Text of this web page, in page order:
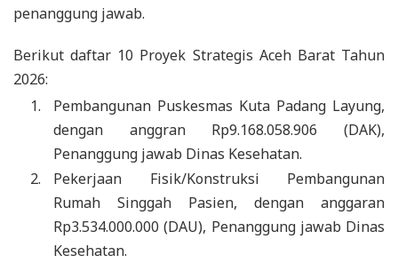
penanggung jawab.
Berikut daftar 10 Proyek Strategis Aceh Barat Tahun
2026:
Pembangunan Puskesmas Kuta Padang Layung,
dengan anggran Rp9.168.058.906 (DAK),
Penanggung jawab Dinas Kesehatan.
Pekerjaan Fisik/Konstruksi Pembangunan
Rumah Singgah Pasien, dengan anggaran
Rp3.534.000.000 (DAU), Penanggung jawab Dinas
Kesehatan.